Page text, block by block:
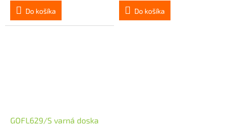
Do košíka Do košíka
GOFL629/S varná doska